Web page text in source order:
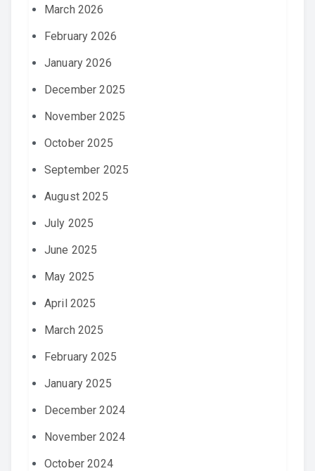
March 2026
February 2026
January 2026
December 2025
November 2025
October 2025
September 2025
August 2025
July 2025
June 2025
May 2025
April 2025
March 2025
February 2025
January 2025
December 2024
November 2024
October 2024